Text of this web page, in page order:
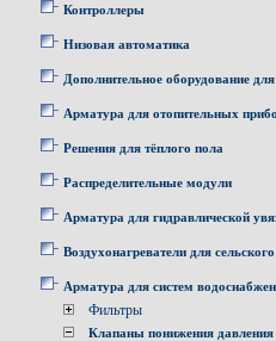
Контроллеры
Низовая автоматика
Дополнительное оборудование
Арматура для отопительных
Решения для тёплого пола
Распределительные модули
Арматура для гидравлической
Воздухонагреватели для
Арматура для систем
Фильтры
Клапаны понижения давления